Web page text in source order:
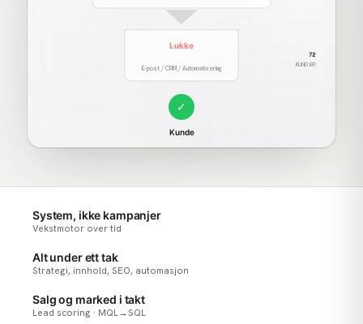
Lukke
E-post / CRM / Automatisering
✓
Kunde
72
KUNDER
System, ikke kampanjer
Vekstmotor over tid
Alt under ett tak
Strategi, innhold, SEO, automasjon
Salg og marked i takt
Lead scoring · MQL→SQL